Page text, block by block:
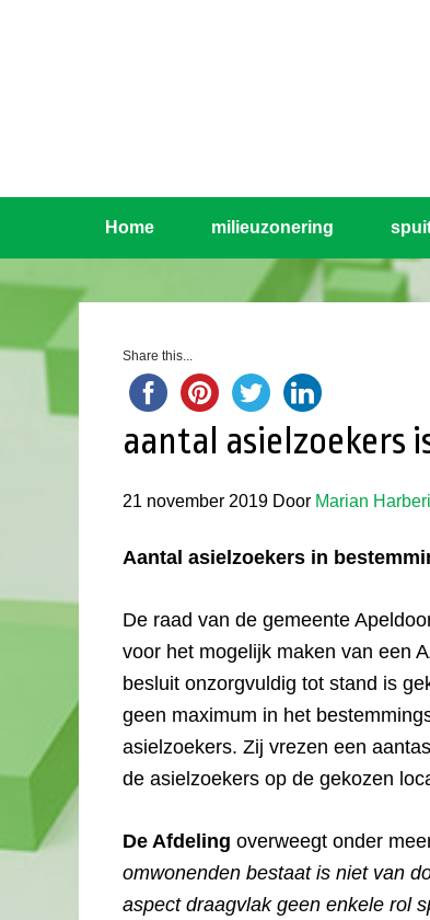
Home milieuzonering
Share this...
aantal asielzoekers
21 november 2019 Door Marian
Aantal asielzoekers in
De raad van de gemeente
voor het mogelijk maken van een
besluit onzorgvuldig tot stand is
geen maximum in het
asielzoekers. Zij vrezen een
de asielzoekers op de gekozen
De Afdeling overweegt onder
omwonenden bestaat is niet van
aspect draagvlak geen enkele rol